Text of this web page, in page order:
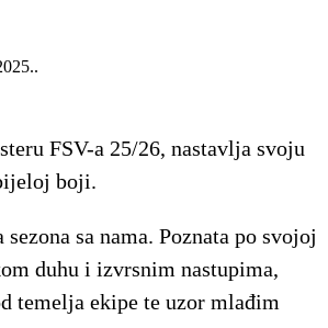
FSV-a 25/26, nastavlja svoju
boji.
sa nama. Poznata po svojoj
duhu i izvrsnim nastupima,
temelja ekipe te uzor mlađim